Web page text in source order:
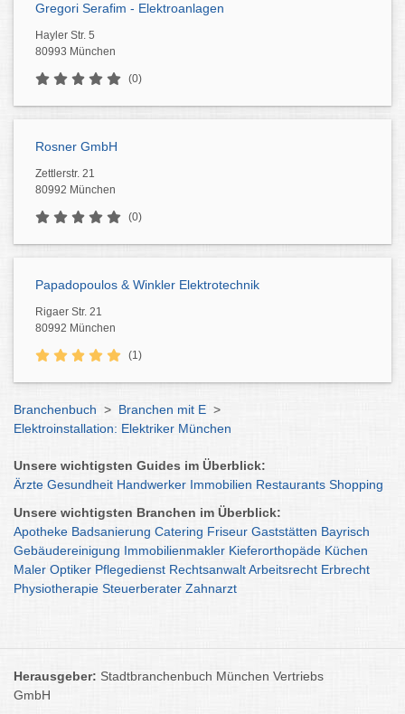
Gregori Serafim - Elektroanlagen
Hayler Str. 5
80993 München
(0)
Rosner GmbH
Zettlerstr. 21
80992 München
(0)
Papadopoulos & Winkler Elektrotechnik
Rigaer Str. 21
80992 München
(1)
Branchenbuch > Branchen mit E >
Elektroinstallation: Elektriker München
Unsere wichtigsten Guides im Überblick:
Ärzte Gesundheit Handwerker Immobilien Restaurants Shopping
Unsere wichtigsten Branchen im Überblick:
Apotheke Badsanierung Catering Friseur Gaststätten Bayrisch
Gebäudereinigung Immobilienmakler Kieferorthopäde Küchen
Maler Optiker Pflegedienst RechtsanwaltArbeitsrecht Erbrecht
Physiotherapie Steuerberater Zahnarzt
Herausgeber: Stadtbranchenbuch München Vertriebs
GmbH